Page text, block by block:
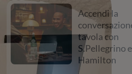
Accendi la
conversazione a
tavola con
S.Pellegrino e Lewis
Hamilton